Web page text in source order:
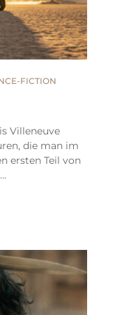
FICTION
Villeneuve
die man im
ersten Teil von